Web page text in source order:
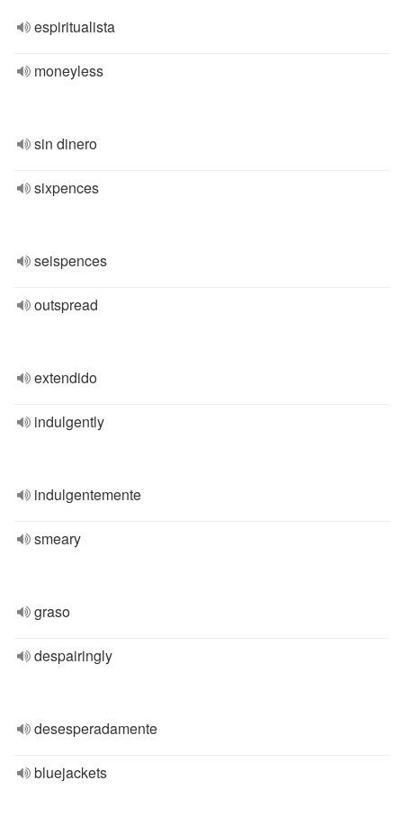
espiritualista
moneyless
sin dinero
sixpences
seispences
outspread
extendido
indulgently
indulgentemente
smeary
graso
despairingly
desesperadamente
bluejackets